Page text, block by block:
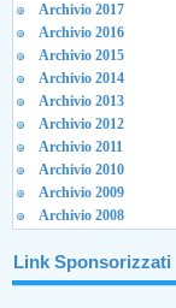
Archivio 2017
Archivio 2016
Archivio 2015
Archivio 2014
Archivio 2013
Archivio 2012
Archivio 2011
Archivio 2010
Archivio 2009
Archivio 2008
Link Sponsorizzati